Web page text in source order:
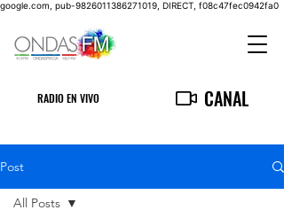
google.com, pub-9826011386271019, DIRECT, f08c47fec0942fa0
RADIO EN VIVO CANAL
Post
All Posts